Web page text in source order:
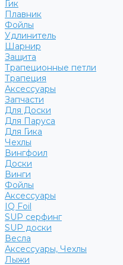
Гик
Плавник
Фойлы
Удлинитель
Шарнир
Защита
Трапеционные петли
Трапеция
Аксессуары
Запчасти
Для Доски
Для Паруса
Для Гика
Чехлы
Вингфоил
Доски
Винги
Фойлы
Аксессуары
IQ Foil
SUP серфинг
SUP доски
Весла
Аксессуары, Чехлы
Лыжи